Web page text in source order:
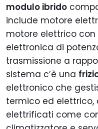
modulo ibrido
include motore
motore elettrico con
elettronica di
trasmissione a
sistema c’è una
elettronico che
termico ed elettrico,
elettrificati come